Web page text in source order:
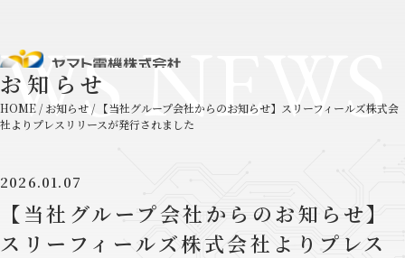
お知らせ
HOME /お知らせ / 【当社グループ会社からのお知らせ】スリーフィールズ株式会
社よりプレスリリースが発行されました
2026.01.07
【当社グループ会社からのお知らせ】
スリーフィールズ株式会社よりプレス